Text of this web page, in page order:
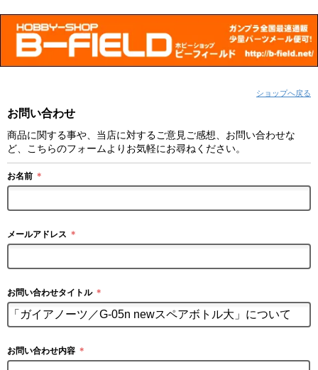
ショップへ戻る
お問い合わせ
商品に関する事や、当店に対するご意見ご感想、お問い合わせな
ど、こちらのフォームよりお気軽にお尋ねください。
お名前 ＊
メールアドレス ＊
お問い合わせタイトル ＊
お問い合わせ内容 ＊